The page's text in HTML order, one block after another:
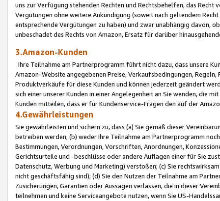
uns zur Verfügung stehenden Rechten und Rechtsbehelfen, das
Vergütungen ohne weitere Ankündigung (soweit nach geltendem
entsprechende Vergütungen zu haben) und zwar unabhängig davon,
unbeschadet des Rechts von Amazon, Ersatz für darüber
3.Amazon-Kunden
Ihre Teilnahme am Partnerprogramm führt nicht dazu, dass unsere
Amazon-Website angegebenen Preise, Verkaufsbedingungen,
Produktverkäufe für diese Kunden und können jederzeit geändert
sich einer unserer Kunden in einer Angelegenheit an Sie wenden, die
Kunden mitteilen, dass er für Kundenservice-Fragen den auf der
4.Gewährleistungen
Sie gewährleisten und sichern zu, dass (a) Sie gemäß dieser
betreiben werden; (b) weder Ihre Teilnahme am Partnerprogramm
Bestimmungen, Verordnungen, Vorschriften, Anordnungen,
Gerichtsurteile und -beschlüsse oder andere Auflagen einer für Sie
Datenschutz, Werbung und Marketing) verstoßen; (c) Sie
nicht geschäftsfähig sind); (d) Sie den Nutzen der Teilnahme am
Zusicherungen, Garantien oder Aussagen verlassen, die in dieser
teilnehmen und keine Serviceangebote nutzen, wenn Sie US-